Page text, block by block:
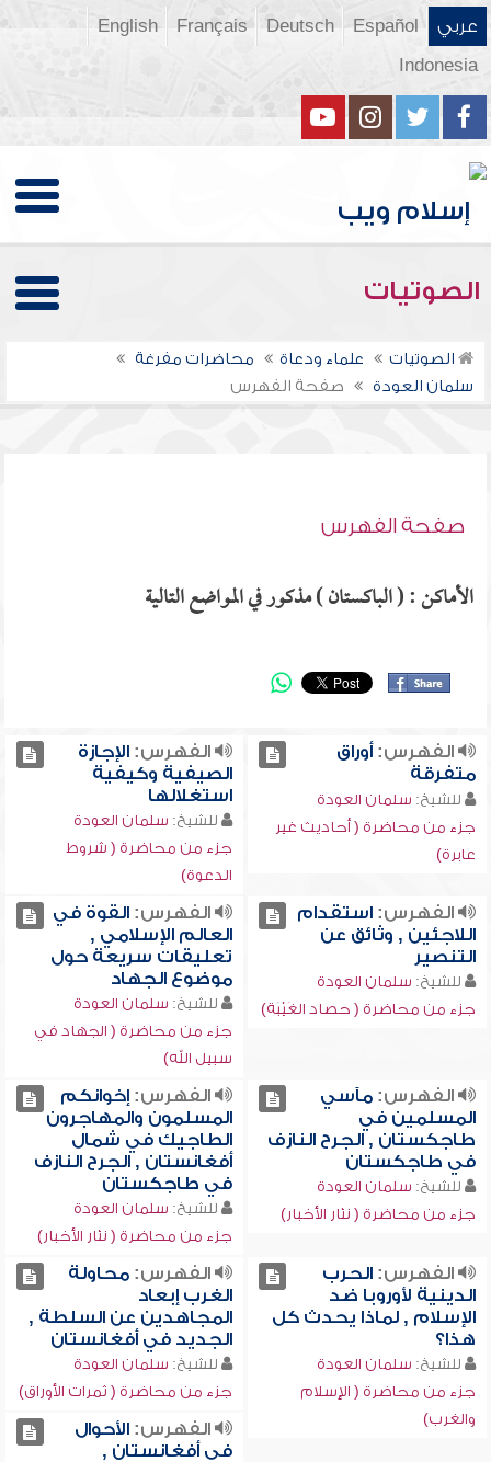
عربي Español
Deutsch
Français
English
Indonesia
الصوتيات
الصوتيات علماء ودعاة
محاضرات مفرغة
سلمان العودة
صفحة الفهرس
صفحة الفهرس
الأماكن : ( الباكستان ) مذكور في المواضع التالية
الفهرس:أوراق
متفرقة
للشيخ: سلمان العودة
جزء من محاضرة ( أحاديث غير
عابرة)
الفهرس:الإجازة
الصيفية وكيفية
استغلالها
للشيخ: سلمان العودة
جزء من محاضرة ( شروط
الدعوة)
الفهرس:استقدام
اللاجئين , وثائق عن
التنصير
للشيخ: سلمان العودة
جزء من محاضرة ( حصاد الغَيْبَة)
الفهرس:القوة في
العالم الإسلامي ,
تعليقات سريعة حول
موضوع الجهاد
للشيخ: سلمان العودة
جزء من محاضرة ( الجهاد في
سبيل الله)
الفهرس:مآسي
المسلمين في
طاجكستان , الجرح النازف
في طاجكستان
للشيخ: سلمان العودة
جزء من محاضرة ( نثار الأخبار)
الفهرس:إخوانكم
المسلمون والمهاجرون
الطاجيك في شمال
أفغانستان , الجرح النازف
في طاجكستان
للشيخ: سلمان العودة
جزء من محاضرة ( نثار الأخبار)
الفهرس:الحرب
الدينية لأوروبا ضد
الإسلام , لماذا يحدث كل
هذا؟
للشيخ: سلمان العودة
جزء من محاضرة ( الإسلام
والغرب)
الفهرس:محاولة
الغرب إبعاد
المجاهدين عن السلطة ,
الجديد في أفغانستان
للشيخ: سلمان العودة
جزء من محاضرة ( ثمرات الأوراق)
الفهرس:الأحوال
في أفغانستان ,